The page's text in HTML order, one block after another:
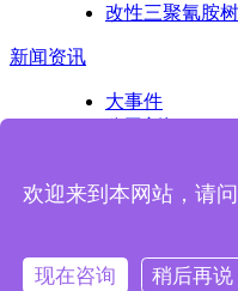
改性三聚氰胺
新闻资讯
大事件
Copyright © 2017 浙江亚
欢迎来到本网站，请
现在咨询 稍后再说